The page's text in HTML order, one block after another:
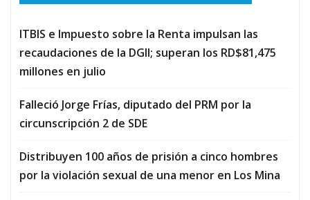
ITBIS e Impuesto sobre la Renta impulsan las
recaudaciones de la DGII; superan los RD$81,475
millones en julio
Falleció Jorge Frías, diputado del PRM por la
circunscripción 2 de SDE
Distribuyen 100 años de prisión a cinco hombres
por la violación sexual de una menor en Los Mina